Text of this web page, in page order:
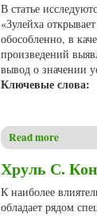
В статье
«Зулейха
обособленно, в
произведений
вывод о значении
Ключевые слова:
Read more
Хруль С.
К наиболее
обладает рядом